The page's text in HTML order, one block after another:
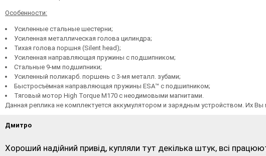
Особенности:
Усиленные стальные шестерни;
Усиленная металлическая голова цилиндра;
Тихая голова поршня (Silent head);
Усиленная направляющая пружины с подшипником;
Стальные 9-мм подшипники;
Усиленный поликарб. поршень с 3-мя металл. зубами;
Быстросъёмная направляющая пружины ESA™ с подшипником;
Тяговый мотор High Torque M170 с неодимовыми магнитами.
Данная реплика не комплектуется аккумулятором и зарядным устройством. Их
Дмитро
Хороший надійний привід, купляли тут декілька штук, всі